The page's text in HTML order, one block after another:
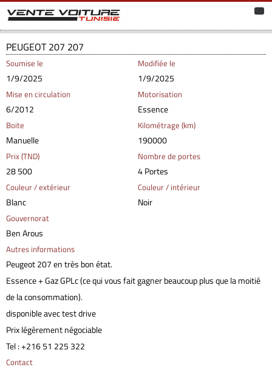
PEUGEOT 207 207
Soumise le
1/9/2025
Modifiée le
1/9/2025
Mise en circulation
6/2012
Motorisation
Essence
Boite
Manuelle
Kilométrage (km)
190000
Prix (TND)
28 500
Nombre de portes
4 Portes
Couleur / extérieur
Blanc
Couleur / intérieur
Noir
Gouvernorat
Ben Arous
Autres informations
Peugeot 207 en très bon état.
Essence + Gaz GPLc (ce qui vous fait gagner beaucoup plus que la moitié
de la consommation).
disponible avec test drive
Prix légèrement négociable
Tel : +216 51 225 322
Contact